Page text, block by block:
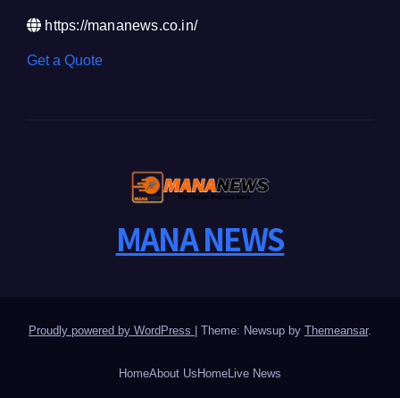
https://mananews.co.in/
Get a Quote
MANA NEWS
Proudly powered by WordPress | Theme: Newsup by Themeansar.
HomeAbout Us HomeLive News